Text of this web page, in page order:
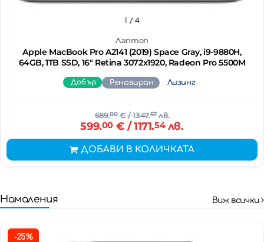
Лаптоп
Apple MacBook Pro A2141 (2019) Space Gray, i9-9880H,
64GB, 1TB SSD, 16" Retina 3072x1920, Radeon Pro 5500M
1 / 4
Добър Реновиран Лизинг
689.00€/ 1347.57лв.
599.00€ / 1171.54лв.
ДОБАВИ В КОЛИЧКАТА
Намаления Виж всички
-25%